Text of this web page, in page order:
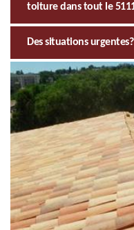
toiture dans tout le
Des situations